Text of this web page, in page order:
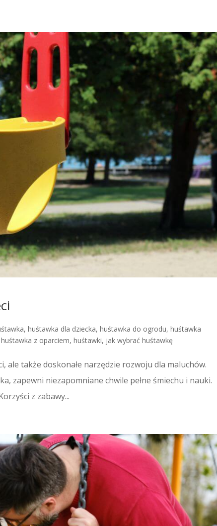
,huśtawka dla dziecka,huśtawka do ogrodu,huśtawka
huśtawka z oparciem,huśtawki, jak wybrać huśtawkę
ale także doskonałe narzędzie rozwoju dla maluchów.
zapewni niezapomniane chwile pełne śmiechu i nauki.
z zabawy...